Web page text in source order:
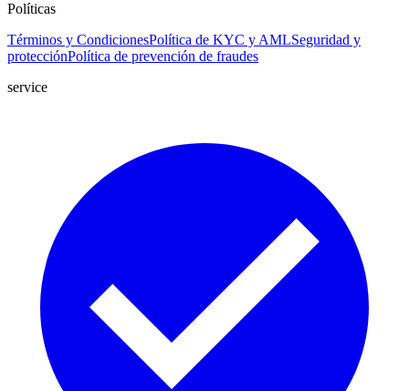
Políticas
Términos y CondicionesPolítica de KYC y AMLSeguridad y
protecciónPolítica de prevención de fraudes
service